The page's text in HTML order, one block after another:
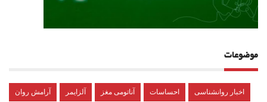
موضوعات
آرامش روان آلزایمر آناتومی مغز احساسات اخبار روانشناسی